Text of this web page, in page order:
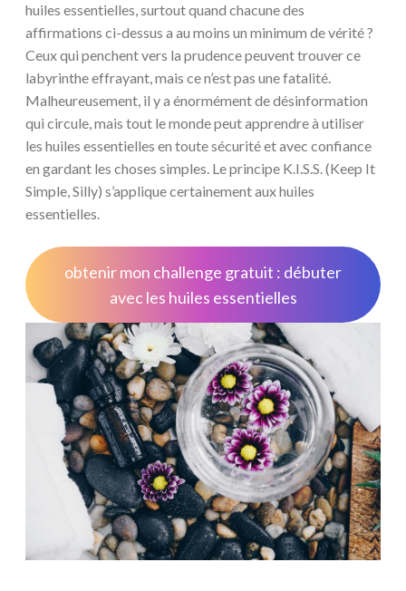
huiles essentielles, surtout quand chacune des
affirmations ci-dessus a au moins un minimum de vérité ?
Ceux qui penchent vers la prudence peuvent trouver ce
labyrinthe effrayant, mais ce n’est pas une fatalité.
Malheureusement, il y a énormément de désinformation
qui circule, mais tout le monde peut apprendre à utiliser
les huiles essentielles en toute sécurité et avec confiance
en gardant les choses simples. Le principe K.I.S.S. (Keep It
Simple, Silly) s’applique certainement aux huiles
essentielles.
obtenir mon challenge gratuit : débuter
avec les huiles essentielles